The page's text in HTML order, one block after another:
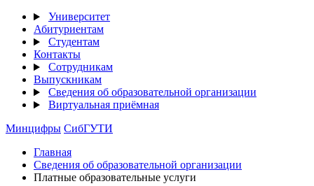
Университет
Абитуриентам
Студентам
Контакты
Сотрудникам
Выпускникам
Сведения об образовательной организации
Виртуальная приёмная
Минцифры СибГУТИ
Главная
Сведения об образовательной организации
Платные образовательные услуги